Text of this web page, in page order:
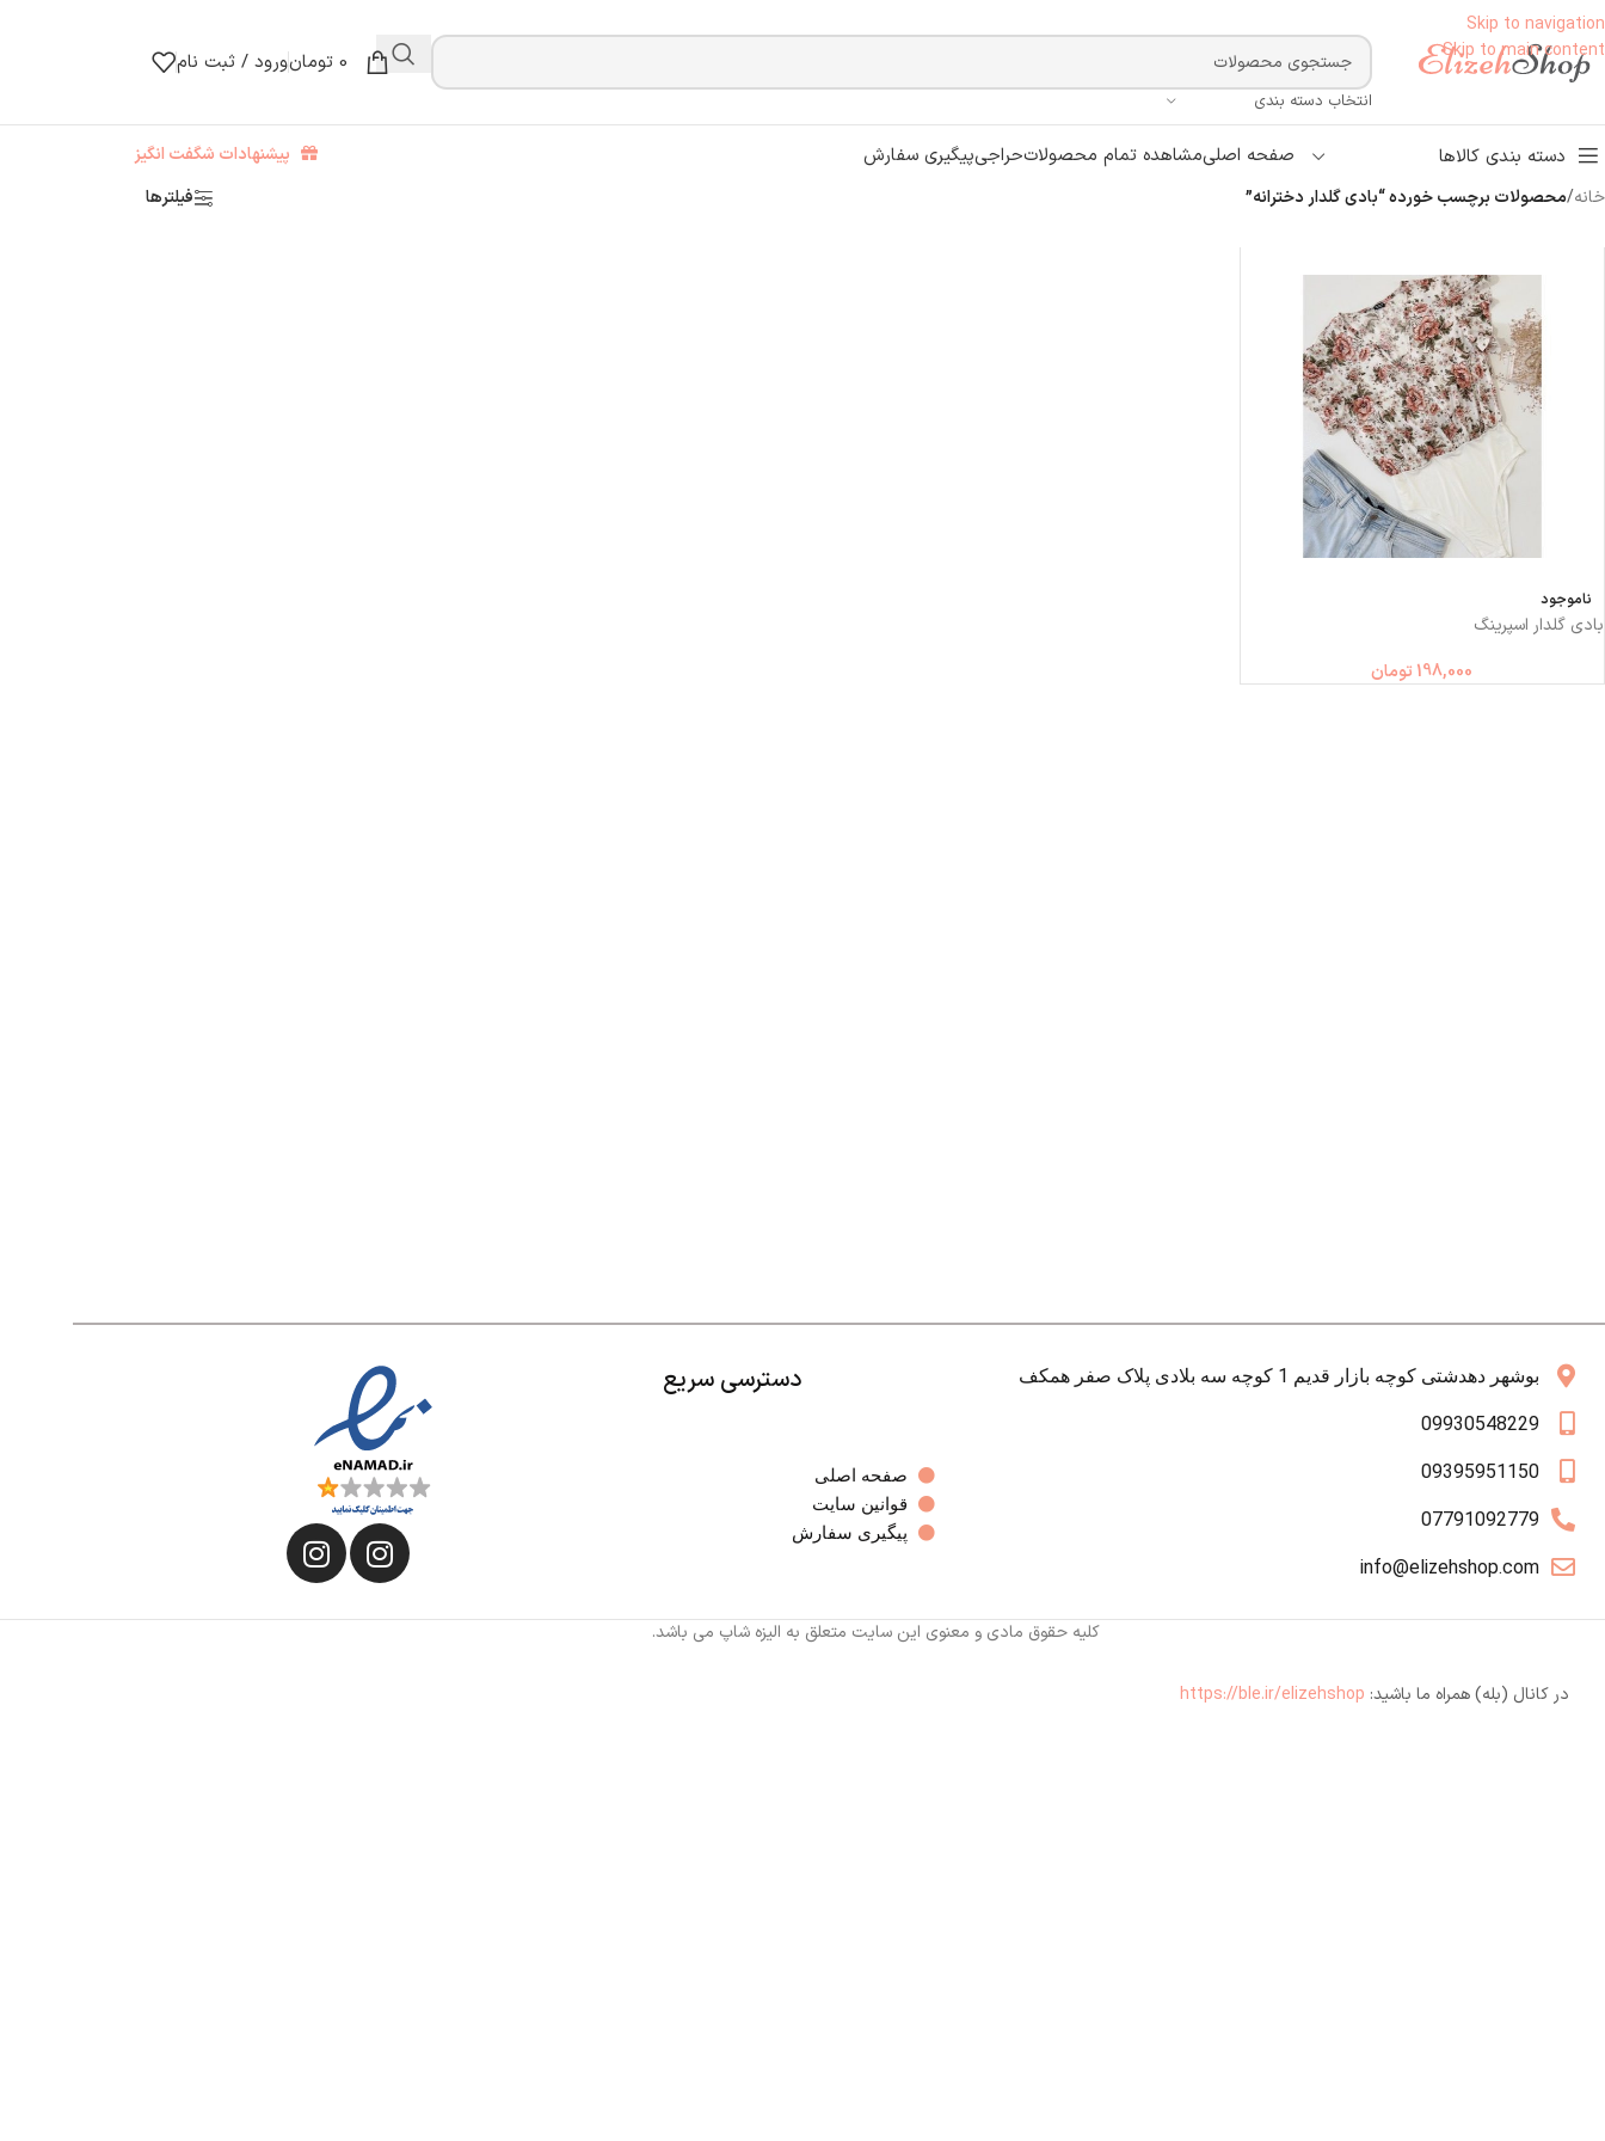
Skip to navigation
Skip to main content
انتخاب دسته بندی
0 تومانورود / ثبت نام
دسته بندی کالاها صفحه اصلیمشاهده تمام محصولاتحراجیپیگیری سفارش
پیشنهادات شگفت انگیز
خانه/محصولات برچسب خورده “بادی گلدار دخترانه” فیلترها
ناموجود
بادی گلدار اسپرینگ
198,000 تومان
بوشهر دهدشتی کوچه بازار قدیم 1 کوچه سه بلادی پلاک صفر همکف
09930548229
09395951150
07791092779
info@elizehshop.com
دسترسی سریع
صفحه اصلی
قوانین سایت
پیگیری سفارش
کلیه حقوق مادی و معنوی این سایت متعلق به الیزه شاپ می باشد.
در کانال (بله) همراه ما باشید: https://ble.ir/elizehshop